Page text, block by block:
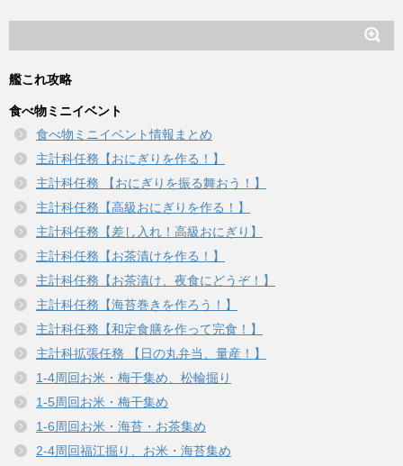
艦これ攻略
食べ物ミニイベント
食べ物ミニイベント情報まとめ
主計科任務【おにぎりを作る！】
主計科任務 【おにぎりを振る舞おう！】
主計科任務【高級おにぎりを作る！】
主計科任務【差し入れ！高級おにぎり】
主計科任務【お茶漬けを作る！】
主計科任務【お茶漬け、夜食にどうぞ！】
主計科任務【海苔巻きを作ろう！】
主計科任務【和定食膳を作って完食！】
主計科拡張任務 【日の丸弁当、量産！】
1-4周回お米・梅干集め、松輪掘り
1-5周回お米・梅干集め
1-6周回お米・海苔・お茶集め
2-4周回福江掘り、お米・海苔集め